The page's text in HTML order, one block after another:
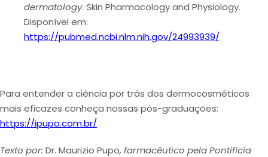
dermatology. Skin Pharmacology and Physiology.
Disponível em:
https://pubmed.ncbi.nlm.nih.gov/24993939/
Para entender a ciência por trás dos dermocosméticos
mais eficazes conheça nossas pós-graduações:
https://ipupo.com.br/
Texto por: Dr. Maurizio Pupo, farmacêutico pela Pontifícia